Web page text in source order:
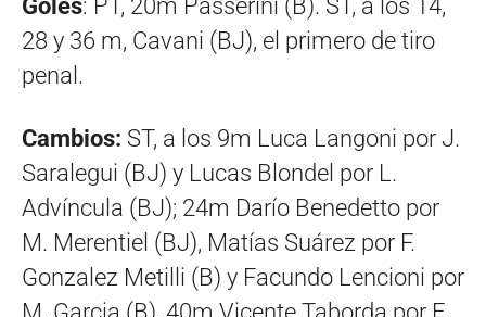
Goles: PT, 20m Passerini (B). ST, a los 14,
28 y 36 m, Cavani (BJ), el primero de tiro
penal.
Cambios: ST, a los 9m Luca Langoni por J.
Saralegui (BJ) y Lucas Blondel por L.
Advíncula (BJ); 24m Darío Benedetto por
M. Merentiel (BJ), Matías Suárez por F.
Gonzalez Metilli (B) y Facundo Lencioni por